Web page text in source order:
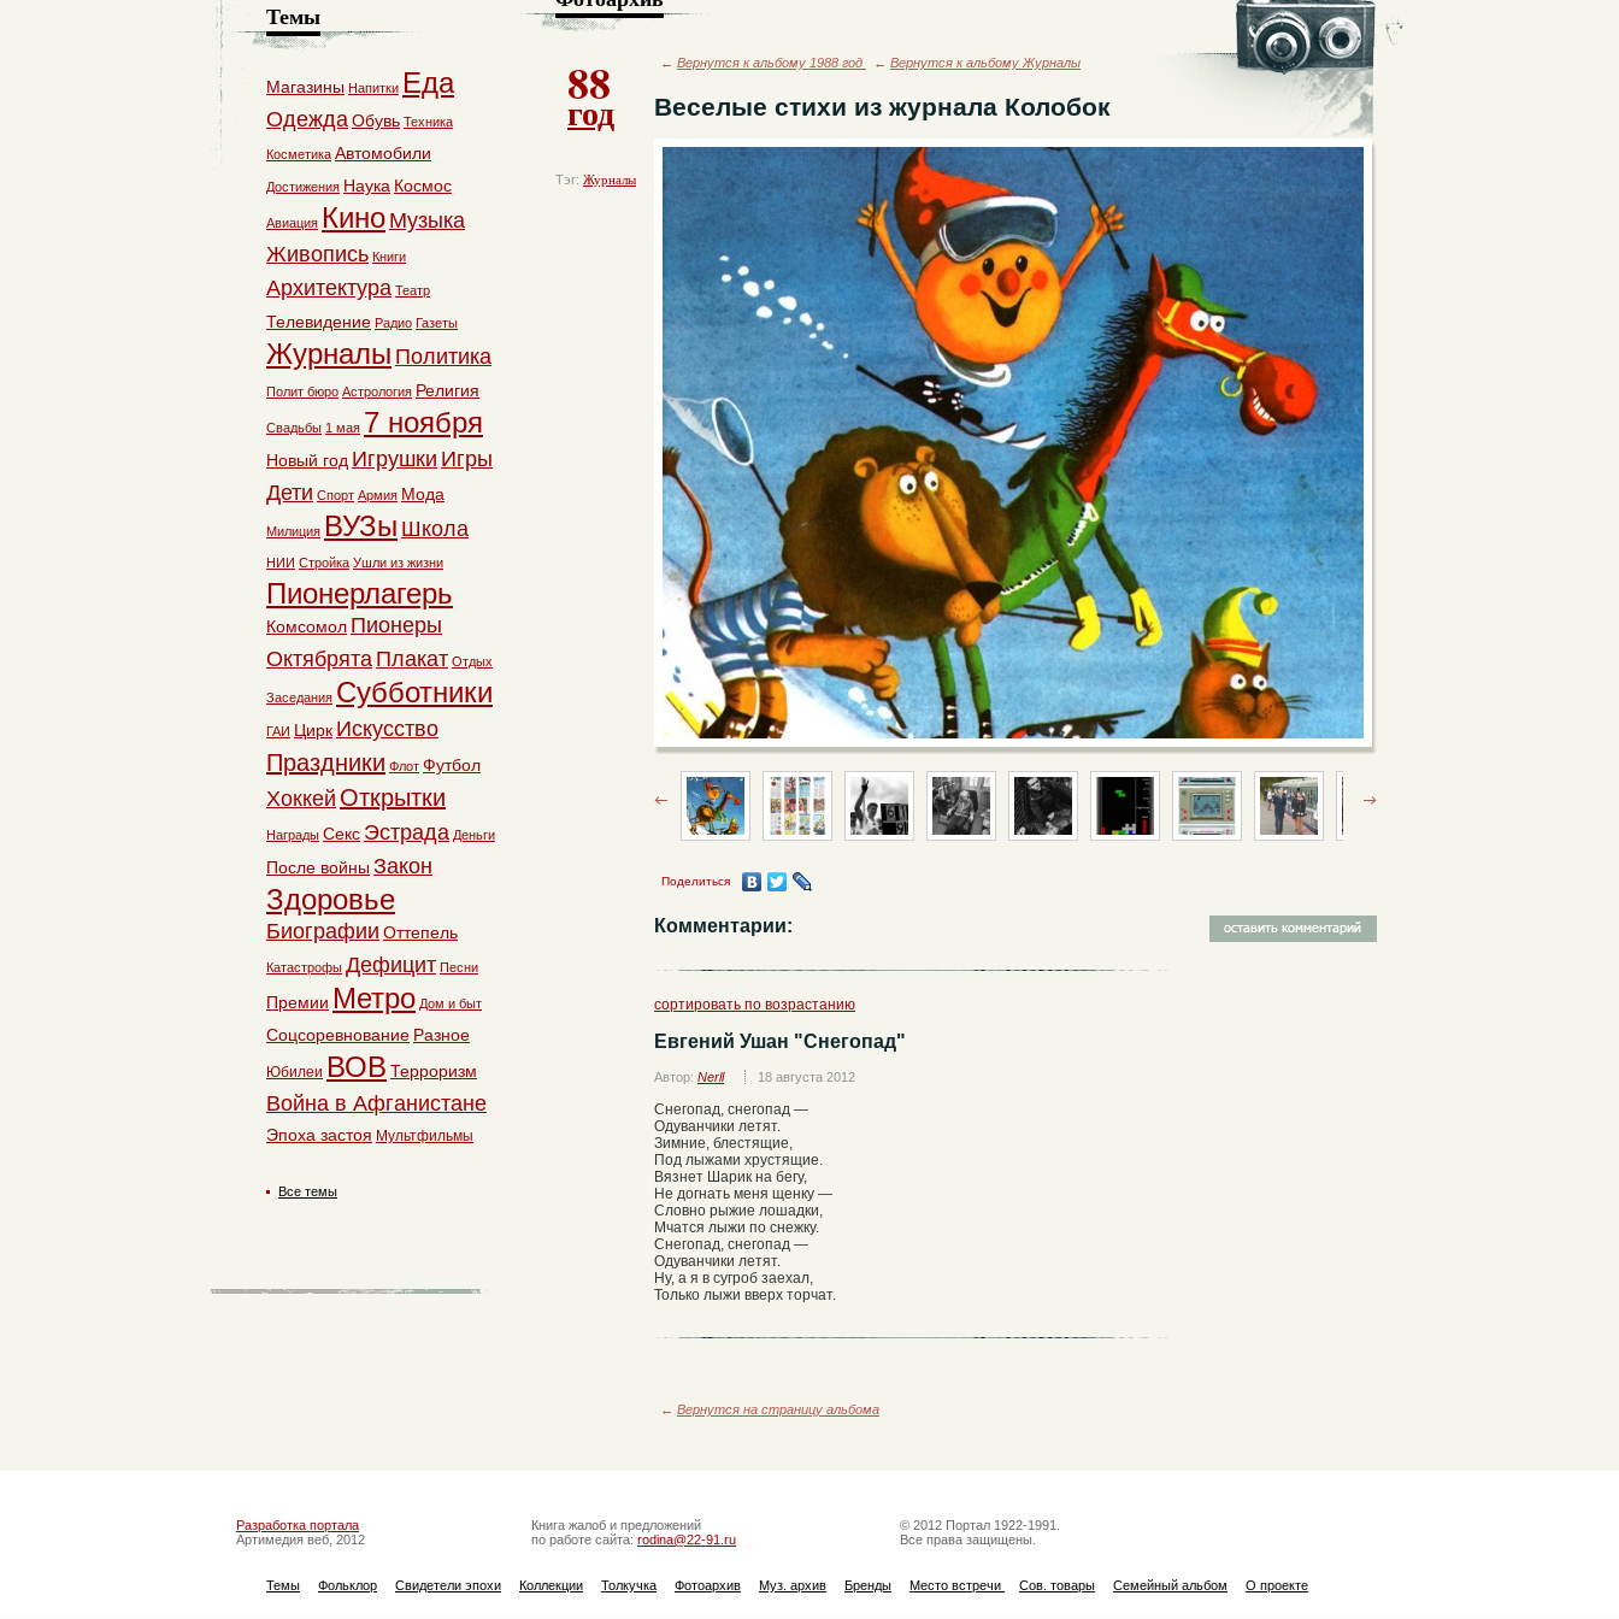
88
год
Тэг: Журналы
← Вернутся к альбому 1988 год ← Вернутся к альбому Журналы
Веселые стихи из журнала Колобок
Поделиться
Комментарии:
сортировать по возрастанию
Евгений Ушан "Снегопад"
Автор: Nerll 18 августа 2012
Снегопад, снегопад —
Одуванчики летят.
Зимние, блестящие,
Под лыжами хрустящие.
Вязнет Шарик на бегу,
Не догнать меня щенку —
Словно рыжие лошадки,
Мчатся лыжи по снежку.
Снегопад, снегопад —
Одуванчики летят.
Ну, а я в сугроб заехал,
Только лыжи вверх торчат.
← Вернутся на страницу альбома
Темы
Магазины Напитки Еда
ОдеждаОбувь Техника
Косметика Автомобили
Достижения Наука Космос
Авиация Кино Музыка
Живопись Книги
Архитектура Театр
Телевидение Радио Газеты
Журналы Политика
Полит бюро Астрология Религия
Свадьбы 1 мая 7 ноября
Новый год Игрушки Игры
Дети Спорт Армия Мода
Милиция ВУЗы Школа
НИИ Стройка Ушли из жизни
Пионерлагерь
Комсомол Пионеры
Октябрята Плакат Отдых
Заседания Субботники
ГАИ Цирк Искусство
Праздники Флот Футбол
Хоккей Открытки
Награды Секс Эстрада Деньги
После войны Закон
Здоровье
Биографии Оттепель
Катастрофы Дефицит Песни
Премии Метро Дом и быт
Соцсоревнование Разное
Юбилеи ВОВ Терроризм
Война в Афганистане
Эпоха застоя Мультфильмы
Все темы
Разработка портала
Артимедия веб, 2012
Книга жалоб и предложений
по работе сайта: rodina@22-91.ru
© 2012 Портал 1922-1991.
Все права защищены.
Темы Фольклор Свидетели эпохи Коллекции Толкучка Фотоархив Муз. архив Бренды Место встречи Сов. товары Семейный альбом О проекте